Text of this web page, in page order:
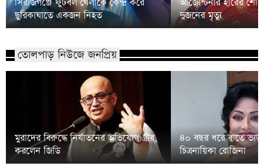
সিরাজগঞ্জে ফুটবল খেলাকে কেন্দ্র করে
ছুরিকাঘাতে একজন নিহত
আর্জেন্টিনার হারের
দুজনের মৃত্যু
তোলপাড় নিউজে জনপ্রিয়
মুরাদের বিরুদ্ধে নির্যাতনের অভিযোগ স্ত্রীর,
করলেন জিডি
৪০ বছর ধরে রাতে ভাত
চিত্রনায়িকা রোজিনা